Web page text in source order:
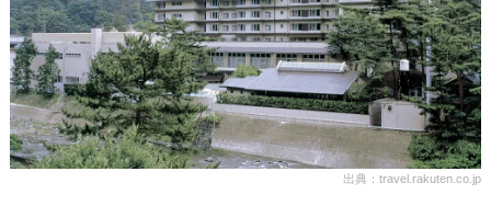
出典：travel.rakuten.co.jp